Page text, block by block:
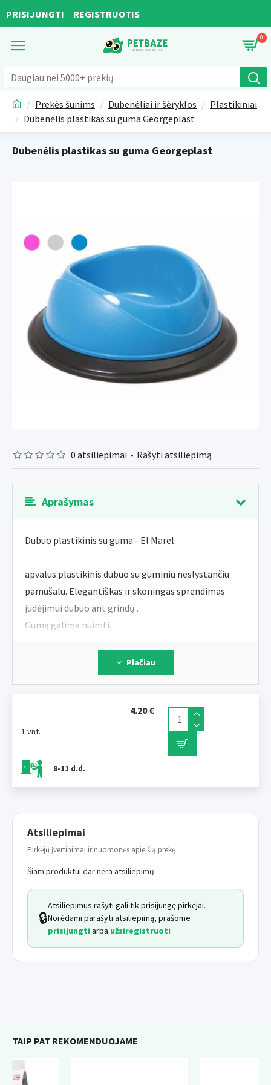
PRISIJUNGTI REGISTRUOTIS
0
Prekės šunims Dubenėliai ir šėryklos
Plastikiniai
Dubenėlis plastikas su guma Georgeplast
Dubenėlis plastikas su guma Georgeplast
0 atsiliepimai - Rašyti atsiliepimą
1 vnt.
8-11 d.d.
4.20 €
Aprašymas
Dubuo plastikinis su guma - El Marel
apvalus plastikinis dubuo su guminiu neslystančiu
pamušalu. Elegantiškas ir skoningas sprendimas
judėjimui dubuo ant grindų .
Gumą galima nuimti.
skersmuo 23cm , aukštis 8cm
Plačiau
Atsiliepimai
Pirkėjų įvertinimai ir nuomonės apie šią prekę
Šiam produktui dar nėra atsiliepimų.
🔒
Atsiliepimus rašyti gali tik prisijungę pirkėjai.
Norėdami parašyti atsiliepimą, prašome
prisijungti arba užsiregistruoti
TAIP PAT REKOMENDUOJAME